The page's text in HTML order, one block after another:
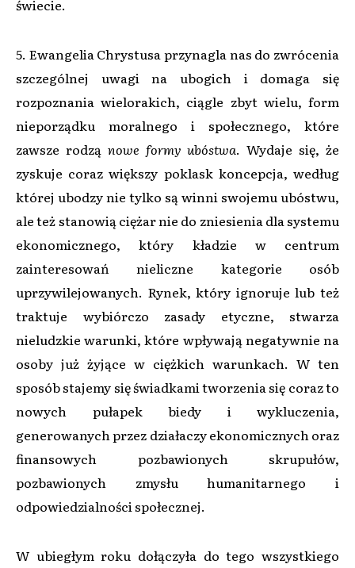
świecie.
5. Ewangelia Chrystusa przynagla nas do zwrócenia
szczególnej uwagi na ubogich i domaga się
rozpoznania wielorakich, ciągle zbyt wielu, form
nieporządku moralnego i społecznego, które
zawsze rodzą nowe formy ubóstwa. Wydaje się, że
zyskuje coraz większy poklask koncepcja, według
której ubodzy nie tylko są winni swojemu ubóstwu,
ale też stanowią ciężar nie do zniesienia dla systemu
ekonomicznego, który kładzie w centrum
zainteresowań nieliczne kategorie osób
uprzywilejowanych. Rynek, który ignoruje lub też
traktuje wybiórczo zasady etyczne, stwarza
nieludzkie warunki, które wpływają negatywnie na
osoby już żyjące w ciężkich warunkach. W ten
sposób stajemy się świadkami tworzenia się coraz to
nowych pułapek biedy i wykluczenia,
generowanych przez działaczy ekonomicznych oraz
finansowych pozbawionych skrupułów,
pozbawionych zmysłu humanitarnego i
odpowiedzialności społecznej.
W ubiegłym roku dołączyła do tego wszystkiego